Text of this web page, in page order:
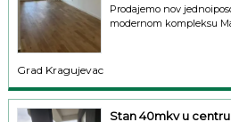
Prodajemo nov
modernom kompleksu
Grad Kragujevac
Stan 40mkv u